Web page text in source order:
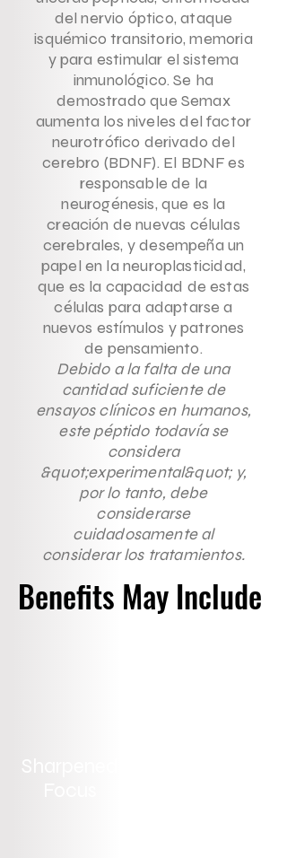
del nervio óptico, ataque
isquémico transitorio, memoria
y para estimular el sistema
inmunológico. Se ha
demostrado que Semax
aumenta los niveles del factor
neurotrófico derivado del
cerebro (BDNF). El BDNF es
responsable de la
neurogénesis, que es la
creación de nuevas células
cerebrales, y desempeña un
papel en la neuroplasticidad,
que es la capacidad de estas
células para adaptarse a
nuevos estímulos y patrones
de pensamiento.
Debido a la falta de una
cantidad suficiente de
ensayos clínicos en humanos,
este péptido todavía se
considera
&quot;experimental&quot; y,
por lo tanto, debe
considerarse
cuidadosamente al
considerar los tratamientos.
Benefits May Include